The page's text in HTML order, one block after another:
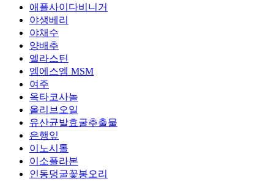
애플사이다비니거
야생베리
야채수
양배추
엘라스틴
엠에스엠 MSM
여주
옥타코사놀
올리브오일
유산균발효굴추출물
은행잎
이노시톨
이소플라본
인동덩굴꽃봉오리